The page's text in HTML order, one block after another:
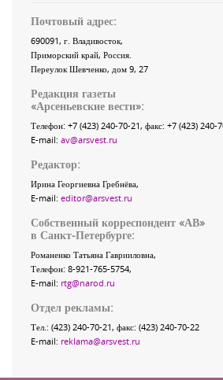
Почтовый адрес:
690091, г. Владивосток,
Приморский край, Россия
Переулок Шевченко, дом 9, 27
Редакция газеты
«Арсеньевские вести»:
Телефон: +7 (423) 240-70-21, факс: +7 (423) 240-
E-mail: av@arsvest.ru
Редактор:
Ирина Георгиевна Гребнёва,
E-mail: editor@arsvest.ru
Собственный корреспондент «АВ»
в Санкт-Петербурге:
Романенко Татьяна Гаврииловна,
Телефон: 8-921-765-5754,
E-mail: rtg@narod.ru
Отдел рекламы:
Тел.: (423) 240-70-21, факс: (423) 240-70-22
E-mail: reklama@arsvest.ru